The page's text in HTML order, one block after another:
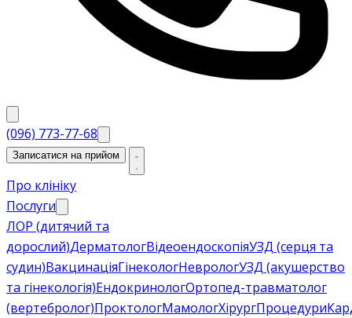
(096) 773-77-68
Записатися на прийом
Про клініку
Послуги
ЛОР (дитячий та
дорослий)ДерматологВідеоендоскопіяУЗД (серця та
судин)ВакцинаціяГінекологНеврологУЗД (акушерство
та гінекологія)ЕндокринологОртопед-травматолог
(вертебролог)ПроктологМамологХірургПроцедури